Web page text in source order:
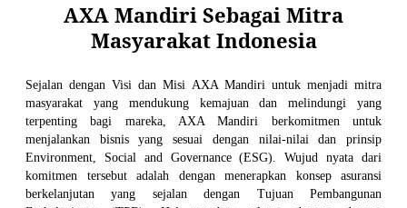
AXA Mandiri Sebagai Mitra
Masyarakat Indonesia
Sejalan dengan Visi dan Misi AXA Mandiri untuk menjadi mitra
masyarakat yang mendukung kemajuan dan melindungi yang
terpenting bagi mareka, AXA Mandiri berkomitmen untuk
menjalankan bisnis yang sesuai dengan nilai-nilai dan prinsip
Environment, Social and Governance (ESG). Wujud nyata dari
komitmen tersebut adalah dengan menerapkan konsep asuransi
berkelanjutan yang sejalan dengan Tujuan Pembangunan